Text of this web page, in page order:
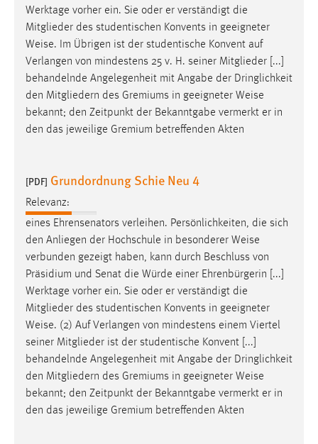
Werktage vorher ein. Sie oder er verständigt die
Mitglieder des studentischen Konvents in geeigneter
Weise. Im Übrigen ist der studentische Konvent auf
Verlangen von mindestens 25 v. H. seiner Mitglieder [...]
behandelnde Angelegenheit mit Angabe der Dringlichkeit
den Mitgliedern des Gremiums in geeigneter Weise
bekannt; den Zeitpunkt der Bekanntgabe vermerkt er in
den das jeweilige Gremium betreffenden Akten
[PDF] Grundordnung Schie Neu 4
Relevanz:
eines Ehrensenators verleihen. Persönlichkeiten, die sich
den Anliegen der Hochschule in besonderer Weise
verbunden gezeigt haben, kann durch Beschluss von
Präsidium und Senat die Würde einer Ehrenbürgerin [...]
Werktage vorher ein. Sie oder er verständigt die
Mitglieder des studentischen Konvents in geeigneter
Weise. (2) Auf Verlangen von mindestens einem Viertel
seiner Mitglieder ist der studentische Konvent [...]
behandelnde Angelegenheit mit Angabe der Dringlichkeit
den Mitgliedern des Gremiums in geeigneter Weise
bekannt; den Zeitpunkt der Bekanntgabe vermerkt er in
den das jeweilige Gremium betreffenden Akten
Sprachpräferenz
Name:
site-language-preference
Zweck:
Das Cookie speichert die gewählte Sprache der Website.
Cookie Laufzeit:
Chat
Name:
MibewSessionID, MIBEW_UserID, mibew_locale, mibew-
chat-frame-style-5e9dbeb1811c0446
Zweck:
Wird benötigt um die Chatfunktion nutzen zu können.
Cookie Laufzeit:
MibewSessionID, mibew-chat-frame-style-
5e9dbeb1811c0446 = Sitzungslaufzeit, mibew_locale = 3
Jahre, MIBEW_UserID = 1 Jahr
Login